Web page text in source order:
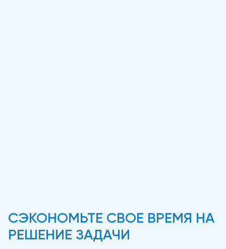
СЭКОНОМЬТЕ СВОЕ ВРЕМЯ НА
РЕШЕНИЕ ЗАДАЧИ